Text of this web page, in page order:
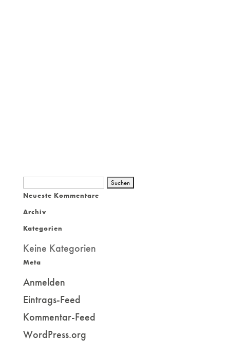
Suchen
nach:
Neueste Kommentare
Archiv
Kategorien
Keine Kategorien
Meta
Anmelden
Eintrags-Feed
Kommentar-Feed
WordPress.org